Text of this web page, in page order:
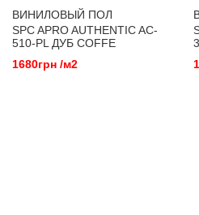
ВИНИЛОВЫЙ ПОЛ
SPC APRO AUTHENTIC AC-
510-PL ДУБ COFFE
1680грн /м2